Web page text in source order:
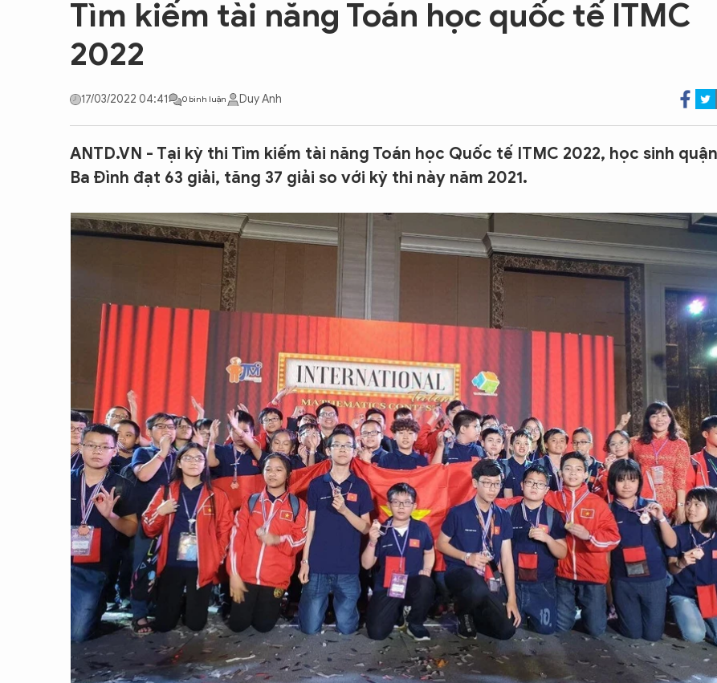
CON ĐƯỜNG KHỞI NGHIỆP
Tìm kiếm tài năng Toán học quốc tế ITMC
2022
17/03/2022 04:41 0 bình luận Duy Anh
ANTD.VN - Tại kỳ thi Tìm kiếm tài năng Toán học Quốc tế ITMC 2022, học sinh quận
Ba Đình đạt 63 giải, tăng 37 giải so với kỳ thi này năm 2021.